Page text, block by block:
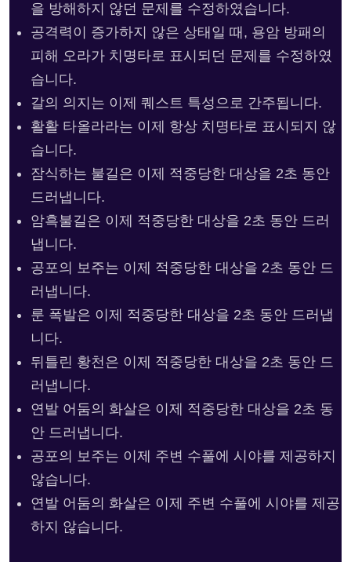
을 방해하지 않던 문제를 수정하였습니다.
공격력이 증가하지 않은 상태일 때, 용암 방패의
피해 오라가 치명타로 표시되던 문제를 수정하였
습니다.
갈의 의지는 이제 퀘스트 특성으로 간주됩니다.
활활 타올라라는 이제 항상 치명타로 표시되지 않
습니다.
잠식하는 불길은 이제 적중당한 대상을 2초 동안
드러냅니다.
암흑불길은 이제 적중당한 대상을 2초 동안 드러
냅니다.
공포의 보주는 이제 적중당한 대상을 2초 동안 드
러냅니다.
룬 폭발은 이제 적중당한 대상을 2초 동안 드러냅
니다.
뒤틀린 황천은 이제 적중당한 대상을 2초 동안 드
러냅니다.
연발 어둠의 화살은 이제 적중당한 대상을 2초 동
안 드러냅니다.
공포의 보주는 이제 주변 수풀에 시야를 제공하지
않습니다.
연발 어둠의 화살은 이제 주변 수풀에 시야를 제공
하지 않습니다.